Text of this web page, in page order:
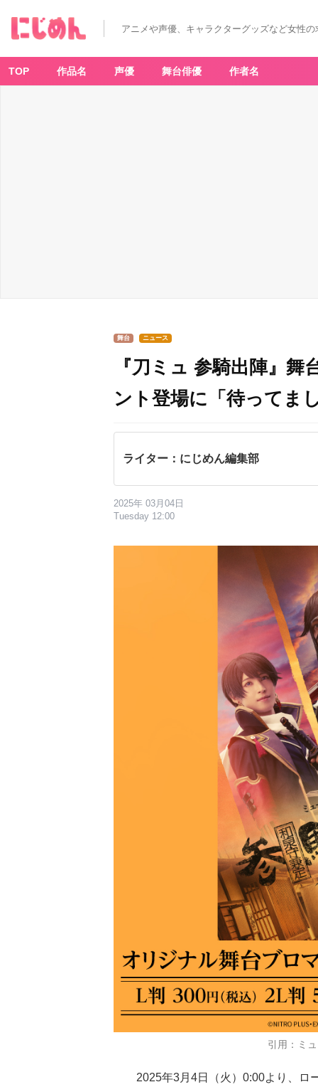
アニメや声優、キャラクターグッズなど女性
TOP 作品名 声優 舞台俳優 作者名
舞台 ニュース
『刀ミュ 参騎出陣』
ント登場に「待ってま
ライター：にじめん編集部
2025年 03月04日
Tuesday 12:00
引用：ミ
2025年3月4日（火）0:00より、ロ